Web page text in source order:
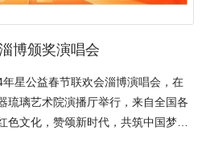
博颁奖演唱会
星公益春节联欢会淄博演唱会，在
琉璃艺术院演播厅举行，来自全国各
文化，赞颂新时代，共筑中国梦。